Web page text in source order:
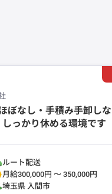
ぼなし・手積み手卸し
っかり休める環境です
ルート配送
月給300,000円 〜 350,000円
埼玉県 入間市